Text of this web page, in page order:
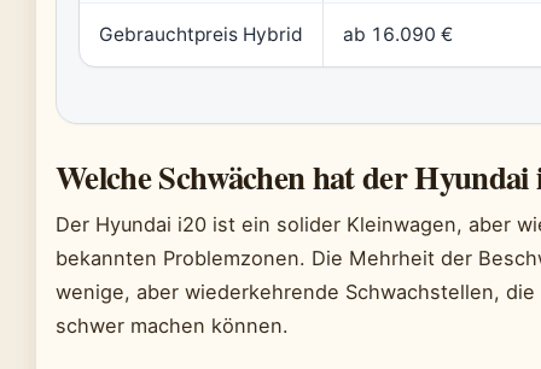
Gebrauchtpreis Hybrid ab 16.090 €
Welche Schwächen hat der Hyundai
Der Hyundai i20 ist ein solider Kleinwagen, aber
bekannten Problemzonen. Die Mehrheit der
wenige, aber wiederkehrende Schwachstellen,
schwer machen können.